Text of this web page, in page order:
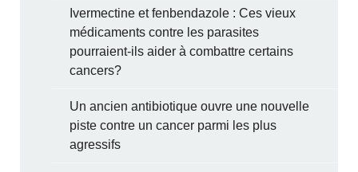
Ivermectine et fenbendazole : Ces vieux
médicaments contre les parasites
pourraient-ils aider à combattre certains
cancers?
Un ancien antibiotique ouvre une nouvelle
piste contre un cancer parmi les plus
agressifs